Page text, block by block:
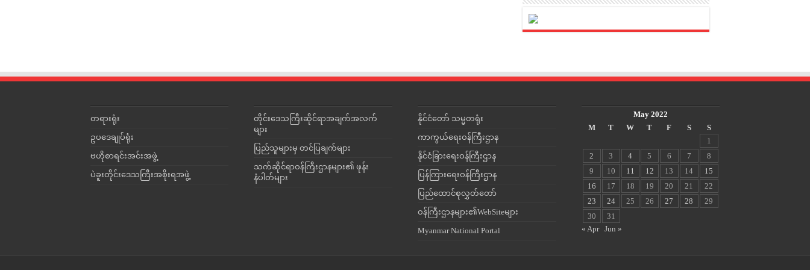
တရားရုံး
ဥပဒေချုပ်ရုံး
ဗဟိုစာရင်းအင်းအဖွဲ့
ပဲခူးတိုင်းဒေသကြီးအစိုးရအဖွဲ့
တိုင်းဒေသကြီးဆိုင်ရာအချက်အလက်
များ
ပြည်သူများမှ တင်ပြချက်များ
သက်ဆိုင်ရာဝန်ကြီးဌာနများ၏ ဖုန်း
နံပါတ်များ
နိုင်ငံတော် သမ္မတရုံး
ကာကွယ်ရေးဝန်ကြီးဌာန
နိုင်ငံခြားရေးဝန်ကြီးဌာန
ပြန်ကြားရေးဝန်ကြီးဌာန
ပြည်ထောင်စုလွှတ်တော်
ဝန်ကြီးဌာနများ၏WebSiteများ
Myanmar National Portal
May 2022
M
T W T F S
S
1
2
3 4 5 6 7
8
9
10 11 12 13 14
15
16
17 18 19 20 21
22
23
24 25 26 27 28
29
30
31
« Apr
Jun »